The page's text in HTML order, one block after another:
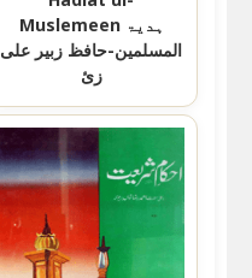
Muslemeen ہدیۃ
المسلمین-حافظ زبیر علی
زئ